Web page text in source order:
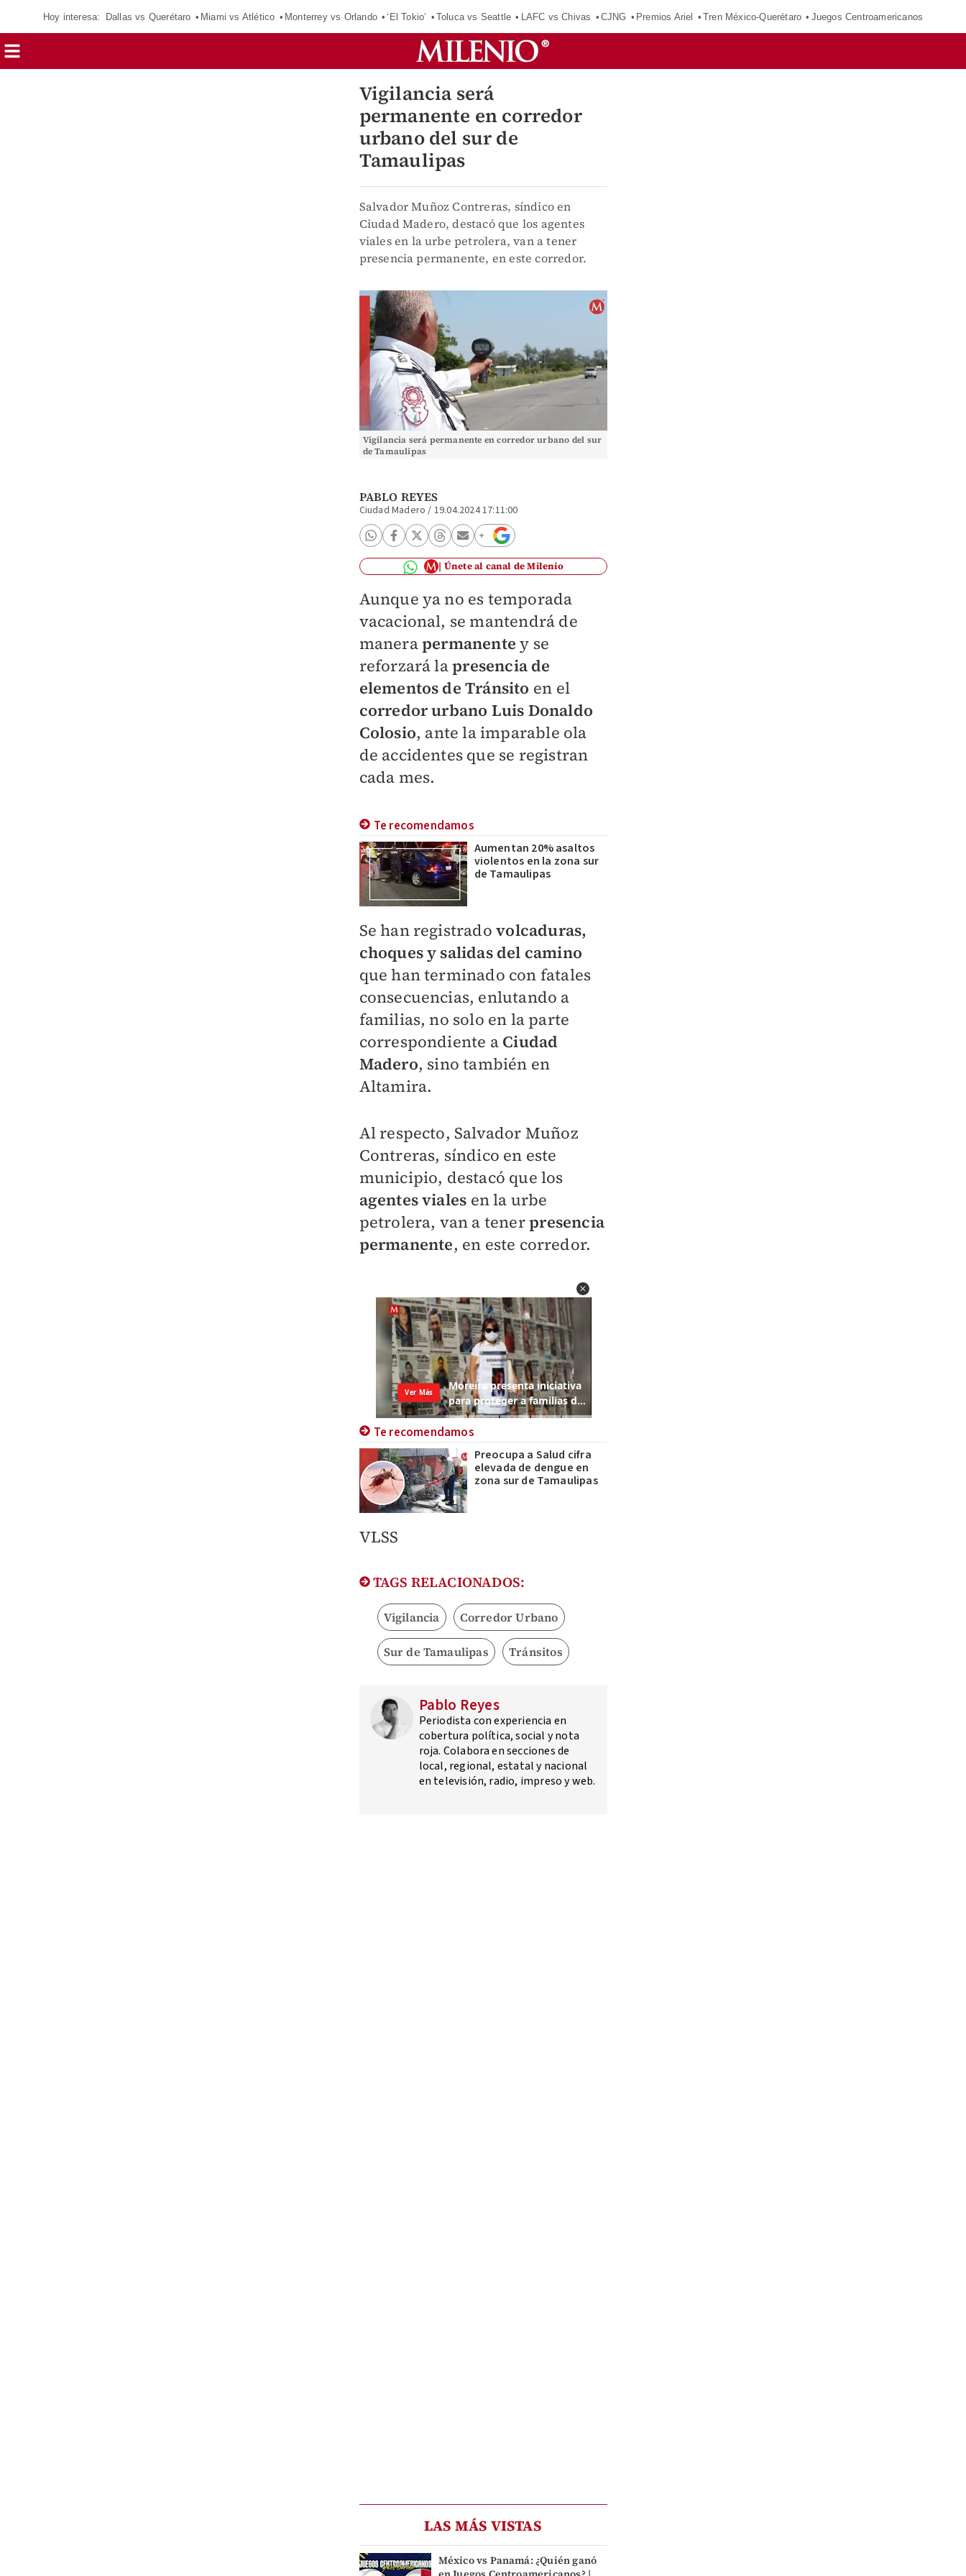
Hoy interesa: Dallas vs Querétaro Miami vs Atlético Monterrey vs Orlando ‘El Tokio’ Toluca vs Seattle LAFC vs Chivas CJNG Premios Ariel Tren México-Querétaro Juegos Centroamericanos
Vigilancia será
permanente en corredor
urbano del sur de
Tamaulipas
Salvador Muñoz Contreras, síndico en
Ciudad Madero, destacó que los agentes
viales en la urbe petrolera, van a tener
presencia permanente, en este corredor.
Vigilancia será permanente en corredor urbano del sur
de Tamaulipas
PABLO REYES
Ciudad Madero / 19.04.2024 17:11:00
Únete al canal de Milenio
Aunque ya no es temporada
vacacional, se mantendrá de
manerapermanentey se
reforzará lapresencia de
elementos de Tránsito en el
corredor urbano Luis Donaldo
Colosio, ante la imparable ola
de accidentes que se registran
cada mes.
Te recomendamos
Aumentan 20% asaltos
violentos en la zona sur
de Tamaulipas
Se han registradovolcaduras,
choques y salidas del camino
que han terminado con fatales
consecuencias, enlutando a
familias, no solo en la parte
correspondiente a Ciudad
Madero, sino también en
Altamira.
Al respecto, Salvador Muñoz
Contreras, síndico en este
municipio, destacó que los
agentes viales en la urbe
petrolera, van a tenerpresencia
permanente, en este corredor.
Te recomendamos
Preocupa a Salud cifra
elevada de dengue en
zona sur de Tamaulipas
VLSS
TAGS RELACIONADOS:
Vigilancia Corredor Urbano
Sur de Tamaulipas Tránsitos
Pablo Reyes
Periodista con experiencia en
cobertura política, social y nota
roja. Colabora en secciones de
local, regional, estatal y nacional
en televisión, radio, impreso y web.
LAS MÁS VISTAS
México vs Panamá: ¿Quién ganó